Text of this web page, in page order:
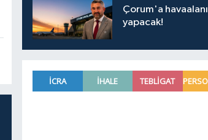
Çorum'a havaalanı
yapacak!